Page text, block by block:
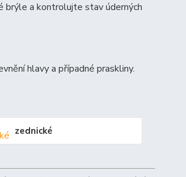
brýle a kontrolujte stav úderných
hlavy a případné praskliny.
zednické